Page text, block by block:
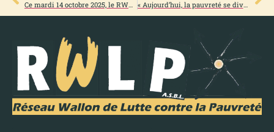
« Aujourd’hui, la pauvreté se diversifie et augmente en termes de réalité ! »